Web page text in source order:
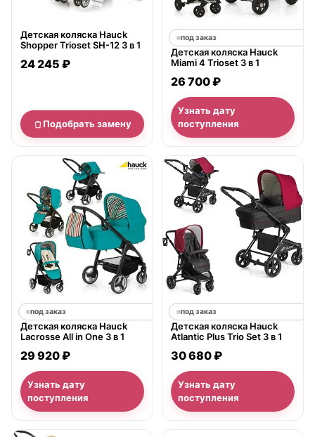
Детская коляска Hauck
Shopper Trioset SH-12 3 в 1
24 245 ₽
Подобрать замену
под заказ
Детская коляска Hauck
Miami 4 Trioset 3 в 1
26 700 ₽
Узнать дату
поступления
под заказ
Детская коляска Hauck
Lacrosse All in One 3 в 1
29 920 ₽
Узнать дату
поступления
под заказ
Детская коляска Hauck
Atlantic Plus Trio Set 3 в 1
30 680 ₽
Узнать дату
поступления